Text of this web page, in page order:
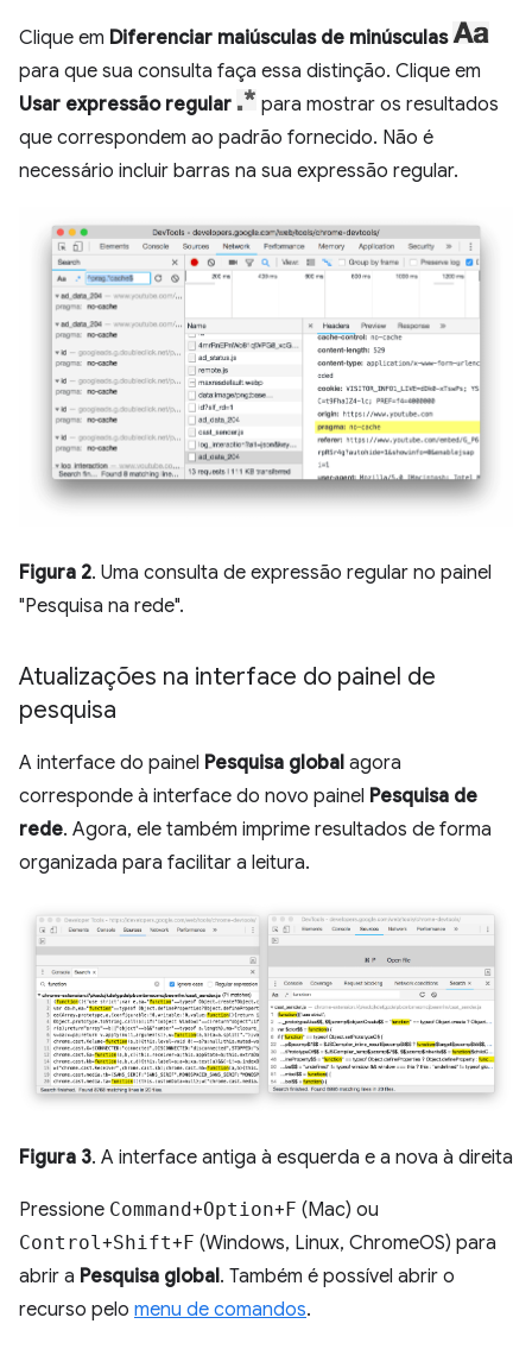
Clique em Diferenciar maiúsculas de minúsculas
para que sua consulta faça essa distinção. Clique em
Usar expressão regular
para mostrar os resultados
que correspondem ao padrão fornecido. Não é
necessário incluir barras na sua expressão regular.
Figura 2. Uma consulta de expressão regular no painel
"Pesquisa na rede".
Atualizações na interface do painel de
pesquisa
A interface do painel Pesquisa global agora
corresponde à interface do novo painel Pesquisa de
rede. Agora, ele também imprime resultados de forma
organizada para facilitar a leitura.
Figura 3. A interface antiga à esquerda e a nova à direita
Pressione Command+Option+F (Mac) ou
Control+Shift+F (Windows, Linux, ChromeOS) para
abrir a Pesquisa global. Também é possível abrir o
recurso pelo menu de comandos.